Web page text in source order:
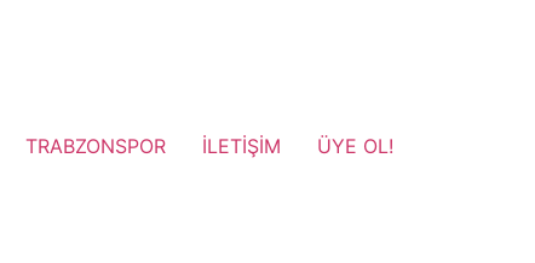
TRABZONSPOR İLETİŞİM ÜYE OL!